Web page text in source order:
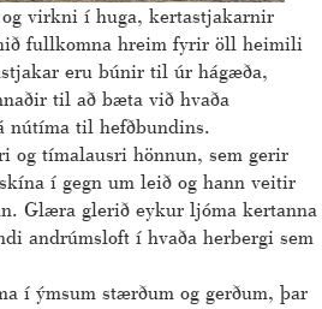
virkni í huga, kertastjakarnir
fullkomna hreim fyrir öll heimili
eru búnir til úr hágæða,
til að bæta við hvaða
nútíma til hefðbundins.
og tímalausri hönnun, sem gerir
í gegn um leið og hann veitir
Glæra glerið eykur ljóma kertanna
andrúmsloft í hvaða herbergi sem
í ýmsum stærðum og gerðum, þar